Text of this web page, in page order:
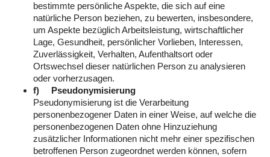
bestimmte persönliche Aspekte, die sich auf eine
natürliche Person beziehen, zu bewerten, insbesondere,
um Aspekte bezüglich Arbeitsleistung, wirtschaftlicher
Lage, Gesundheit, persönlicher Vorlieben, Interessen,
Zuverlässigkeit, Verhalten, Aufenthaltsort oder
Ortswechsel dieser natürlichen Person zu analysieren
oder vorherzusagen.
f) Pseudonymisierung
Pseudonymisierung ist die Verarbeitung
personenbezogener Daten in einer Weise, auf welche die
personenbezogenen Daten ohne Hinzuziehung
zusätzlicher Informationen nicht mehr einer spezifischen
betroffenen Person zugeordnet werden können, sofern